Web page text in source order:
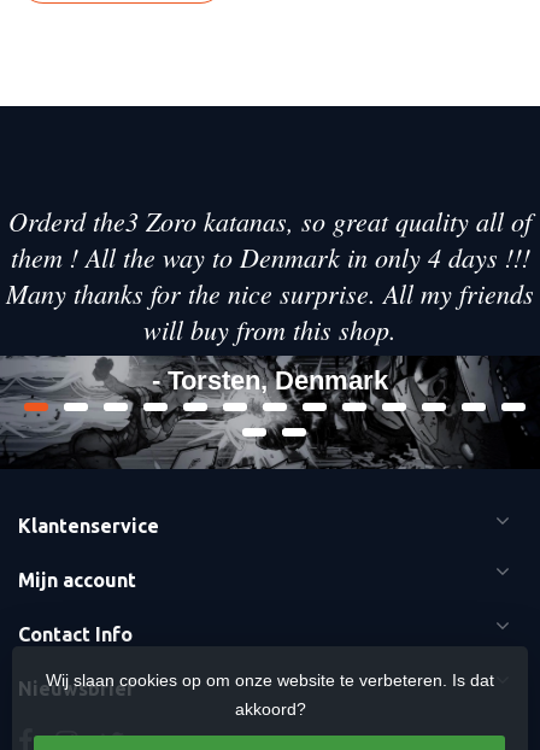
Orderd the3 Zoro katanas, so great quality all of
them ! All the way to Denmark in only 4 days !!!
Many thanks for the nice surprise. All my friends
will buy from this shop.
- Torsten, Denmark
Klantenservice
Mijn account
Contact Info
Nieuwsbrief
Wij slaan cookies op om onze website te verbeteren. Is dat
akkoord?